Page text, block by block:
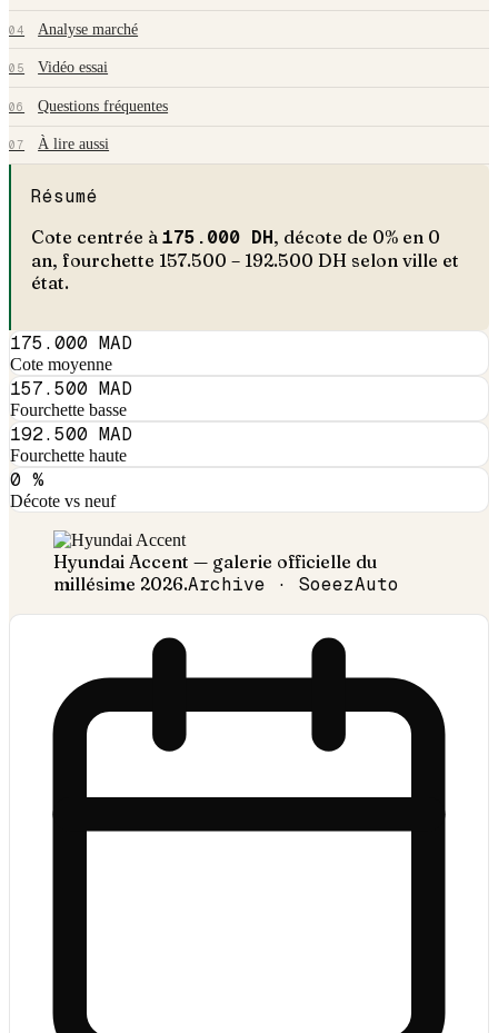
04 Analyse marché
05 Vidéo essai
06 Questions fréquentes
07 À lire aussi
Résumé
Cote centrée à 175.000DH, décote de 0% en 0
an, fourchette 157.500 – 192.500 DH selon ville et
état.
175.000 MAD
Cote moyenne
157.500 MAD
Fourchette basse
192.500 MAD
Fourchette haute
0 %
Décote vs neuf
Hyundai Accent — galerie officielle du
millésime 2026.Archive · SoeezAuto